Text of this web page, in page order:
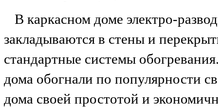
В каркасном доме электро-
закладываются в стены и
стандартные системы
дома обогнали по популярности
дома своей простотой и